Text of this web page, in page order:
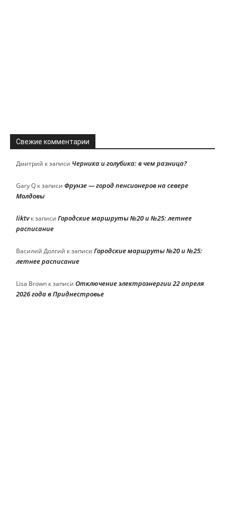
Свежие комментарии
Дмитрий к записи Черника и голубика: в чем разница?
Gary Q к записи Фрунзе — город пенсионеров на севере
Молдовы
liktvк записи Городские маршруты №20 и №25: летнее
расписание
Василий Долгий к записи Городские маршруты №20 и №25:
летнее расписание
Lisa Brown к записи Отключение электроэнергии 22 апреля
2026 года в Приднестровье